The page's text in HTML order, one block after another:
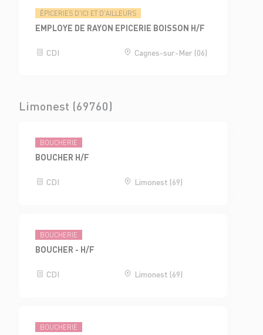
ÉPICERIES D'ICI ET D'AILLEURS
EMPLOYE DE RAYON EPICERIE BOISSON H/F
CDI Cagnes-sur-Mer (06)
Limonest (69760)
BOUCHERIE
BOUCHER H/F
CDI Limonest (69)
BOUCHERIE
BOUCHER - H/F
CDI Limonest (69)
BOUCHERIE